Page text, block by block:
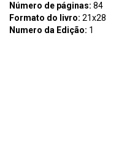
Número de páginas: 84
Formato do livro: 21x28
Numero da Edição: 1